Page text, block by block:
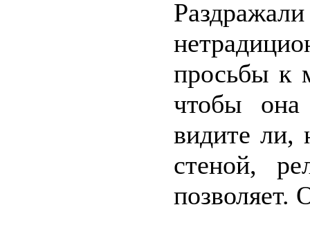
просьбы к
чтобы она
видите ли,
стеной,
позволяет.